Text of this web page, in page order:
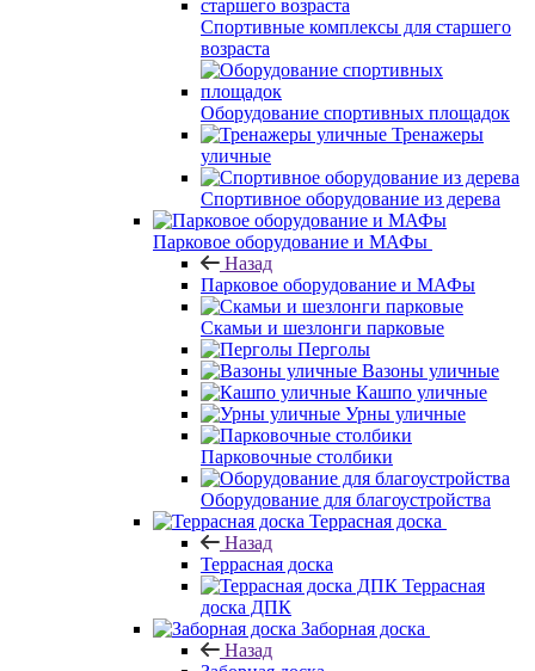
Спортивные комплексы для старшего
возраста
Оборудование спортивных площадок
Тренажеры
уличные
Спортивное оборудование из дерева
Парковое оборудование и МАФы
Назад
Парковое оборудование и МАФы
Скамьи и шезлонги парковые
Перголы
Вазоны уличные
Кашпо уличные
Урны уличные
Парковочные столбики
Оборудование для благоустройства
Террасная доска
Назад
Террасная доска
Террасная
доска ДПК
Заборная доска
Назад